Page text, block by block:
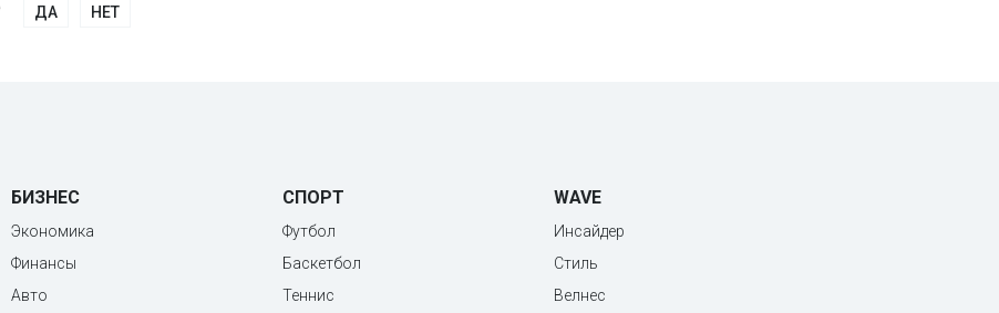
ДА НЕТ
БИЗНЕС
Экономика
Финансы
Авто
СПОРТ
Футбол
Баскетбол
Теннис
WAVE
Инсайдер
Стиль
Велнес